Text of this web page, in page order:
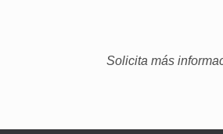
Solicita más